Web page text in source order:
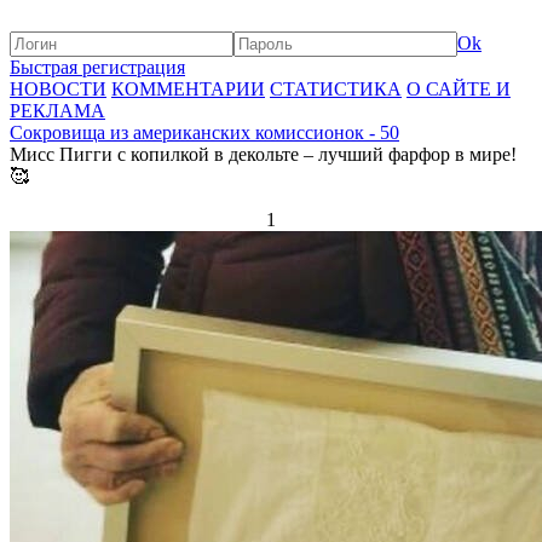
Ok
Быстрая регистрация
НОВОСТИ КОММЕНТАРИИ СТАТИСТИКА О САЙТЕ И
РЕКЛАМА
Сокровища из американских комиссионок - 50
Мисс Пигги с копилкой в декольте – лучший фарфор в мире!
🥰
1